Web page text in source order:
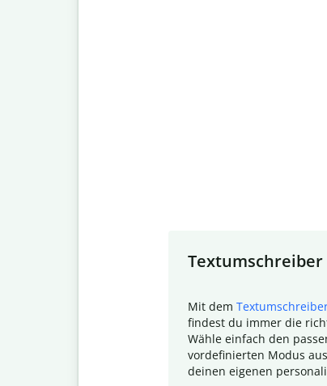
Textumschreiber
Mit dem
findest du immer die
Wähle einfach den
vordefinierten Modus
deinen eigenen